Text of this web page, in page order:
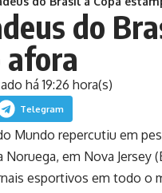
do
afora
há 19:26 hora(s)
Telegram
Mundo repercutiu em
Noruega, em Nova
esportivos em todo o